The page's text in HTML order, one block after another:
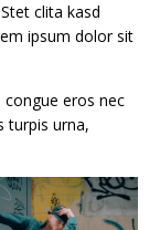
clita kasd
ipsum dolor sit
congue eros nec
turpis urna,